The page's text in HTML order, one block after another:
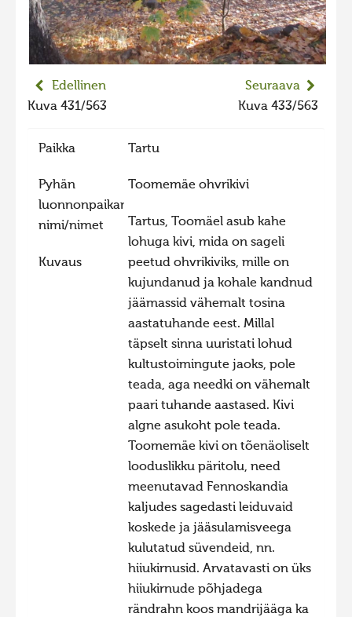
2023 kuvakilpailu lisä
Liikkuvat kuvat 2023
Hiite kuvavõistlus 2022 lisa
Hiite kuvavõistlus 2021
Liikkuvat kuvat 2021
Hiite kuvavõistlus 2020
Liikkuvat kuvat 2020
Hiite kuvavõistlus 2019
Hiite kuvavõistlus 2018
Hiite kuvavõistlus 2017
Hiite kuvavõistlus 2016
Hiite kuvavõistlus 2014
Hiite kuvavõistlus 2013
Hiite kuvavõistlus 2011
Hiite kuvavõistlus 2010
Hiite kuvavõistlus 2008
Edellinen
Kuva 431/563
Seuraava
Kuva 433/563
Paikka Tartu
Pyhän
luonnonpaikan
nimi/nimet
Toomemäe ohvrikivi
Kuvaus
Tartus, Toomäel asub kahe
lohuga kivi, mida on sageli
peetud ohvrikiviks, mille on
kujundanud ja kohale kandnud
jäämassid vähemalt tosina
aastatuhande eest. Millal
täpselt sinna uuristati lohud
kultustoimingute jaoks, pole
teada, aga needki on vähemalt
paari tuhande aastased. Kivi
algne asukoht pole teada.
Toomemäe kivi on tõenäoliselt
looduslikku päritolu, need
meenutavad Fennoskandia
kaljudes sagedasti leiduvaid
koskede ja jääsulamisveega
kulutatud süvendeid, nn.
hiiukirnusid. Arvatavasti on üks
hiiukirnude põhjadega
rändrahn koos mandrijääga ka